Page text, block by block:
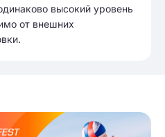
высокий уровень
от внешних